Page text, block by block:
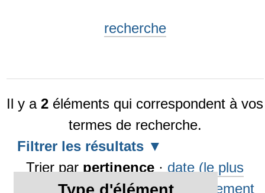
recherche
Il y a2 éléments qui correspondent à vos
termes de recherche.
Filtrer les résultats
Trier par pertinence · date (le plus
récent en premier) · alphabétiquement